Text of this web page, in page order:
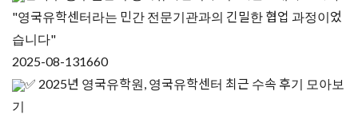
"영국유학센터라는 민간 전문기관과의 긴밀한 협업 과정이었
습니다"
2025-08-131660
✅ 2025년 영국유학원, 영국유학센터 최근 수속 후기 모아보
기